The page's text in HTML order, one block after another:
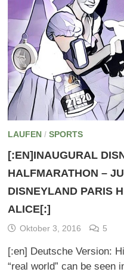
LAUFEN/ SPORTS
[:EN]INAUGURAL
HALFMARATHON –
DISNEYLAND PARIS
ALICE[:]
Oktober 3, 2016 5
[:en] Deutsche Version:
“real world” can be